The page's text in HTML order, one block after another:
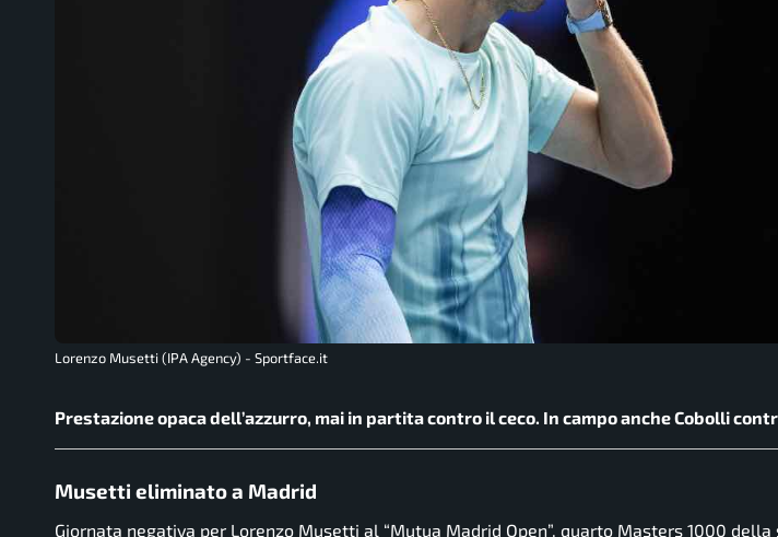
Lorenzo Musetti (IPA Agency) - Sportface.it
Prestazione opaca dell’azzurro, mai in partita contro il ceco. In campo anche Cobolli
Musetti eliminato a Madrid
Giornata negativa per Lorenzo Musetti al “Mutua Madrid Open”, quarto Masters 1000